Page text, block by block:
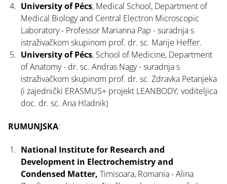
University of Pécs, Medical School, Department of
Medical Biology and Central Electron Microscopic
Laboratory - Professor Marianna Pap - suradnja s
istraživačkom skupinom prof. dr. sc. Marije Heffer.
University of Pécs, School of Medicine, Department
of Anatomy - dr. sc. Andras Nagy - suradnja s
istraživačkom skupinom prof. dr. sc. Zdravka Petanjeka
(i zajednički ERASMUS+ projekt LEANBODY; voditeljica
doc. dr. sc. Ana Hladnik)
RUMUNJSKA:
National Institute for Research and
Development in Electrochemistry and
Condensed Matter, Timisoara, Romania - Alina